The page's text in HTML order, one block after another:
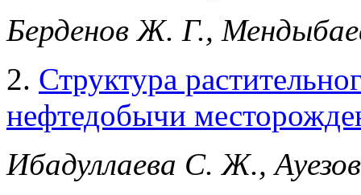
Берденов Ж. Г.,
2. Структура
нефтедобычи
Ибадуллаева С. Ж.,